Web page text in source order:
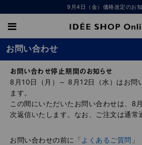
9月4日（金）価格改定のお
お問い合わせ
お問い合わせ停止期間のお知らせ
8月10日（月）～ 8月12日（水）はお問
ます。
この間にいただいたお問い合わせは、8
次返信いたします。なお、ご注文は通常
お問い合わせの前に「よくあるご質問 」